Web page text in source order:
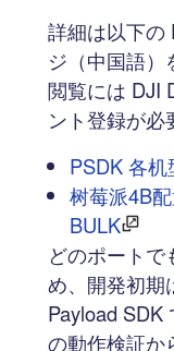
詳細は以下の
ジ（中国語）
閲覧には DJI
ント登録が必
PSDK 各
树莓派4B
BULK
どのポートで
め、開発初期
Payload SDK
の動作検証か